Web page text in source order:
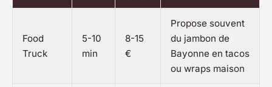
Food
Truck
5-10
min
8-15
€
Propose souvent
du jambon de
Bayonne en tacos
ou wraps maison